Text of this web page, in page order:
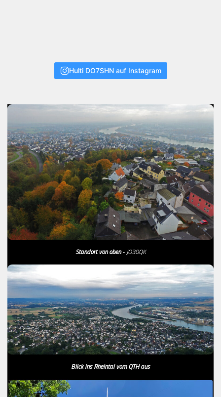
Hulti DO7SHN auf Instagram
Standort von oben- JO30QK
Blick ins Rheintal vom QTH aus